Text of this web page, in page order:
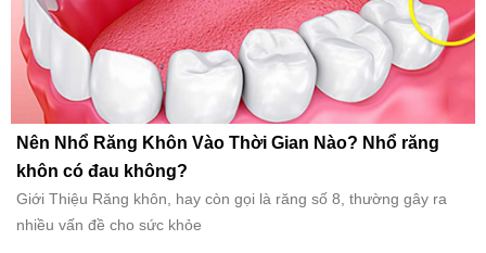
Nên Nhổ Răng Khôn Vào Thời Gian Nào? Nhổ răng
khôn có đau không?
Giới Thiệu Răng khôn, hay còn gọi là răng số 8, thường gây ra
nhiều vấn đề cho sức khỏe